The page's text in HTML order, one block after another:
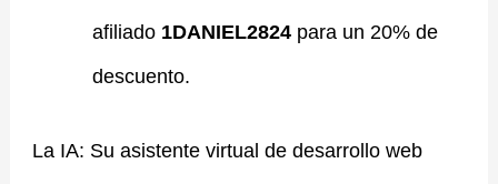
afiliado 1DANIEL2824para un 20% de
descuento.
La IA: Su asistente virtual de desarrollo web